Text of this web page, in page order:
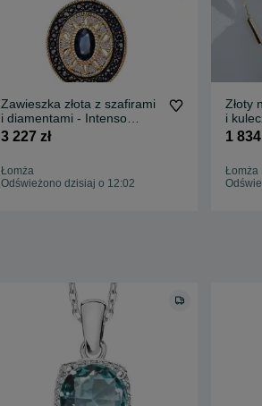
Zawieszka złota z szafirami
i diamentami - Intenso
ZZ14271
3 227 zł
Łomża
Odświeżono dzisiaj o 12:02
Złoty
i
1 834
Łomża